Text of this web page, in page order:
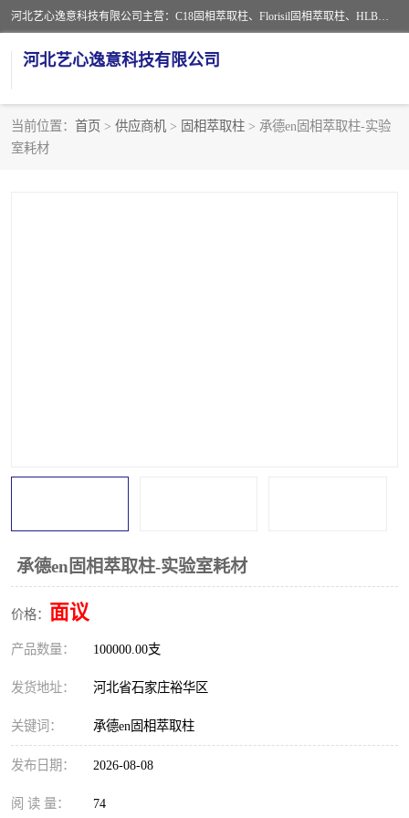
河北艺心逸意科技有限公司主营：C18固相萃取柱、Florisil固相萃取柱、HLB固相萃取柱、MCX固相萃取柱、QuEChERS、固相萃取空柱、针式过滤器 、固相萃取柱、黄曲霉毒素亲和柱。全国咨询热线：18630105913。河北艺心逸意科技有限公司接受来样定做，我们秉承着“顾客至上，锐意进取”的经营理念，坚持客户至上的原则为广大客户提供优质的服务，欢迎广大客户惠顾！免费咨询！
河北艺心逸意科技有限公司
当前位置： 首页 > 供应商机 > 固相萃取柱 > 承德en固相萃取柱-实验
室耗材
承德en固相萃取柱-实验室耗材
价格： 面议
产品数量： 100000.00支
发货地址： 河北省石家庄裕华区
关键词： 承德en固相萃取柱
发布日期： 2026-08-08
阅 读 量： 74